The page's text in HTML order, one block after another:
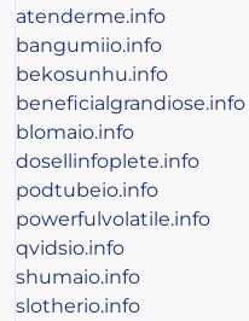
atenderme.info
bangumiio.info
bekosunhu.info
beneficialgrandiose.info
blomaio.info
dosellinfoplete.info
podtubeio.info
powerfulvolatile.info
qvidsio.info
shumaio.info
slotherio.info